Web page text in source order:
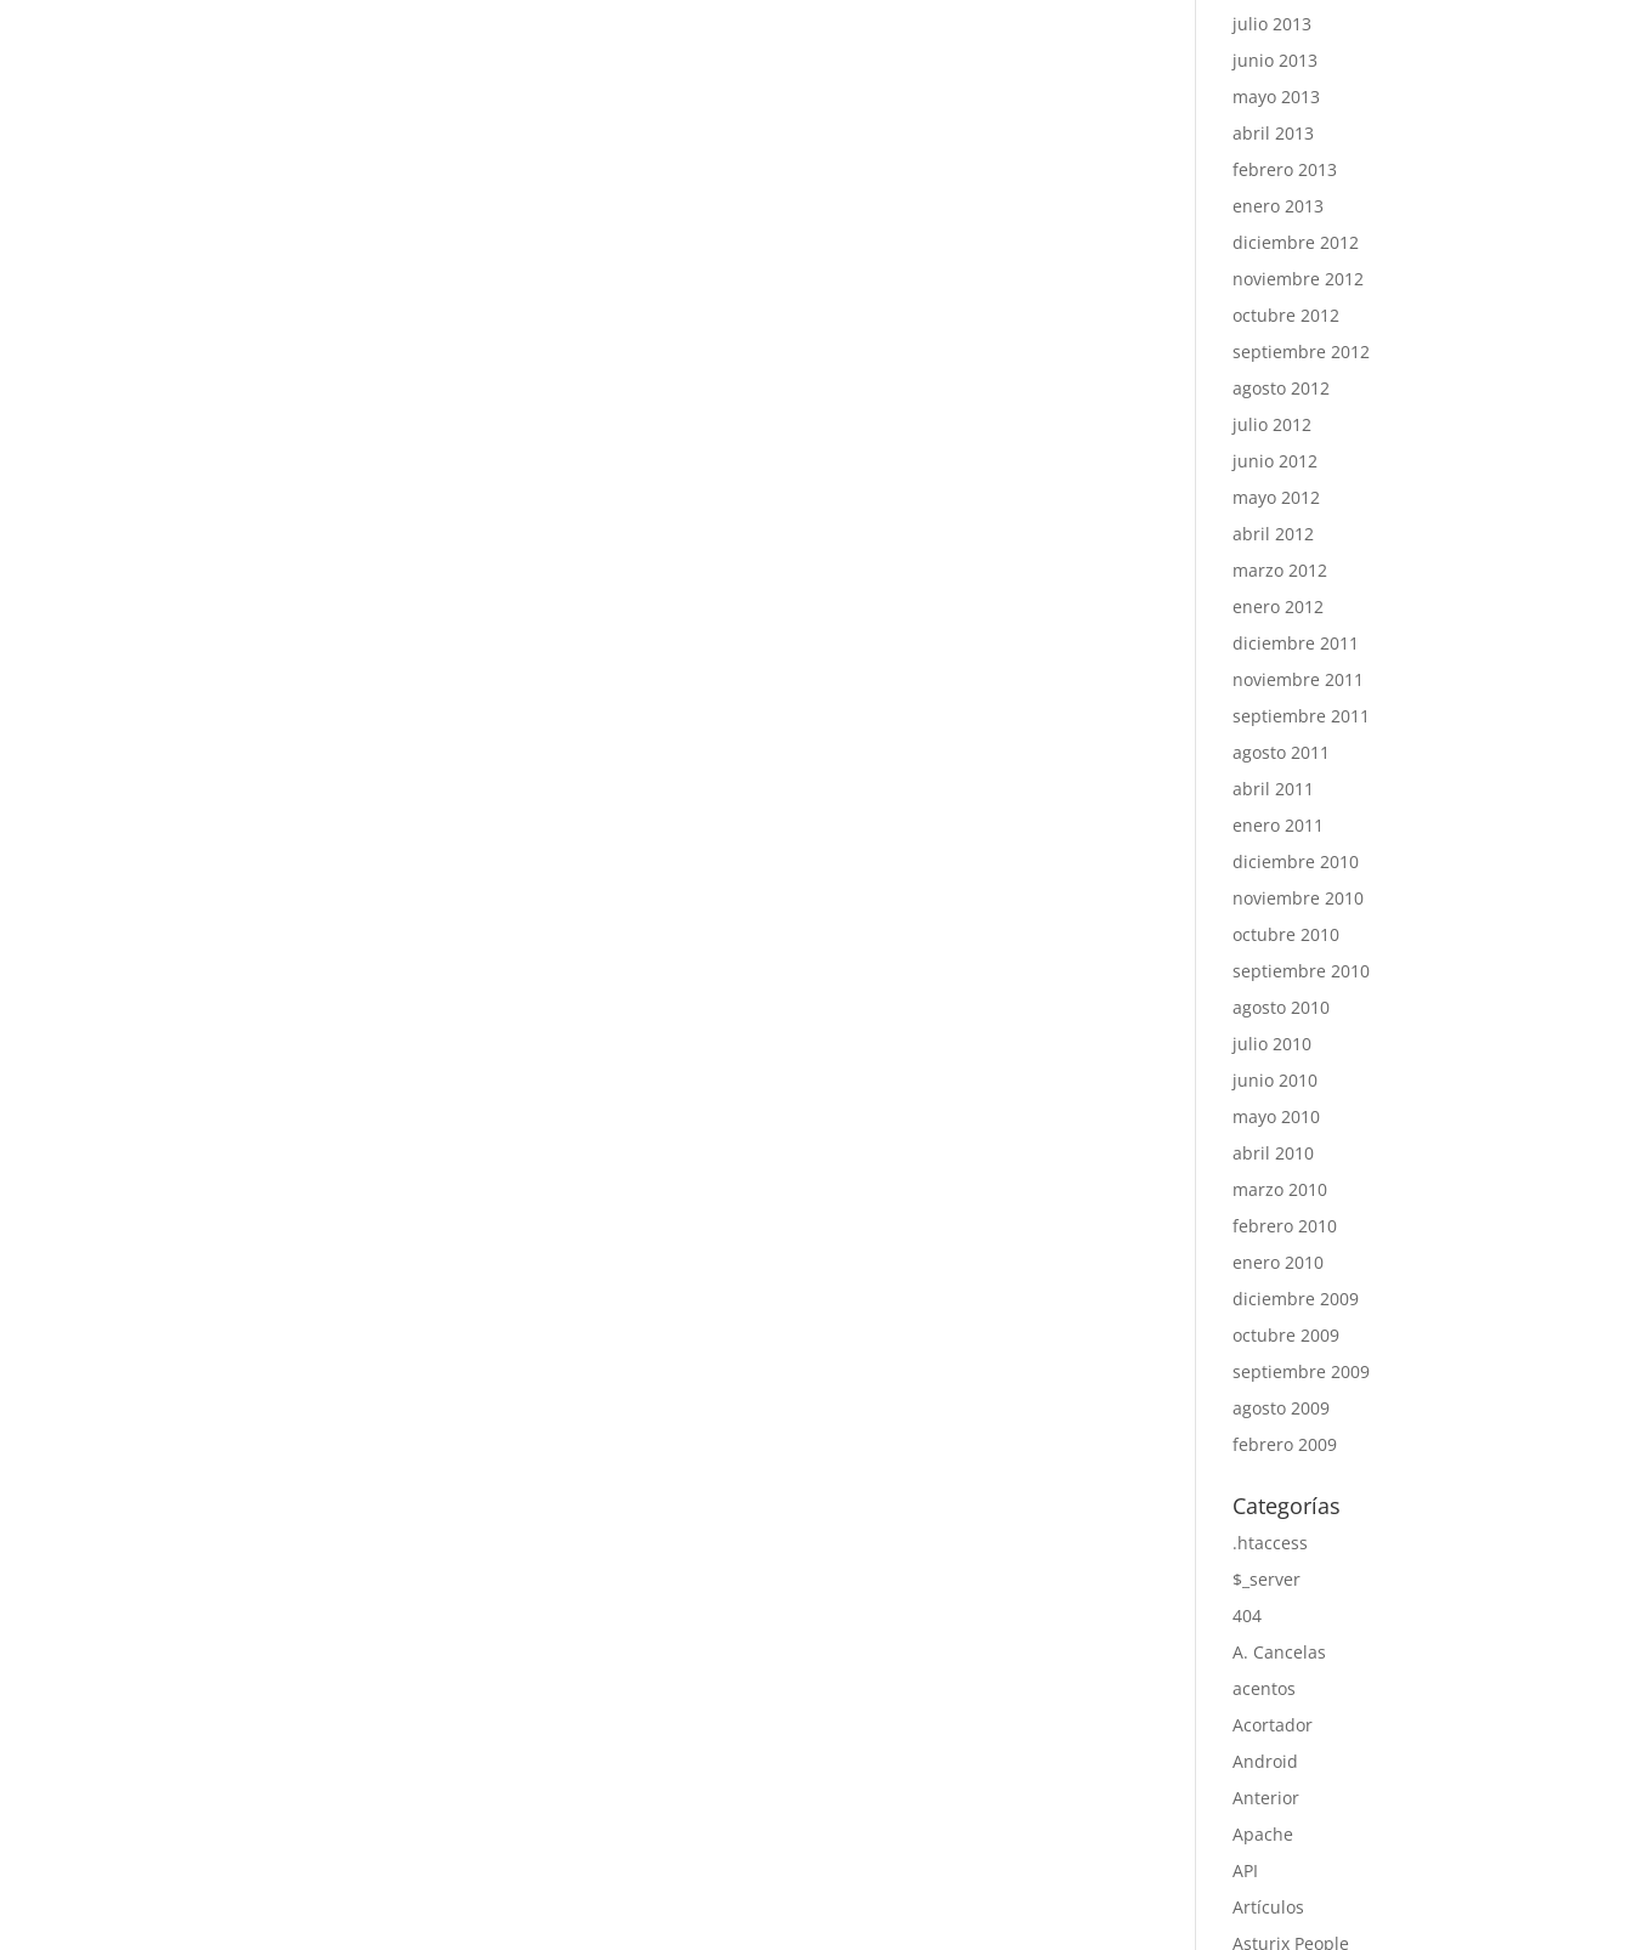
julio 2013
junio 2013
mayo 2013
abril 2013
febrero 2013
enero 2013
diciembre 2012
noviembre 2012
octubre 2012
septiembre 2012
agosto 2012
julio 2012
junio 2012
mayo 2012
abril 2012
marzo 2012
enero 2012
diciembre 2011
noviembre 2011
septiembre 2011
agosto 2011
abril 2011
enero 2011
diciembre 2010
noviembre 2010
octubre 2010
septiembre 2010
agosto 2010
julio 2010
junio 2010
mayo 2010
abril 2010
marzo 2010
febrero 2010
enero 2010
diciembre 2009
octubre 2009
septiembre 2009
agosto 2009
febrero 2009
Categorías
.htaccess
$_server
404
A. Cancelas
acentos
Acortador
Android
Anterior
Apache
API
Artículos
Asturix People